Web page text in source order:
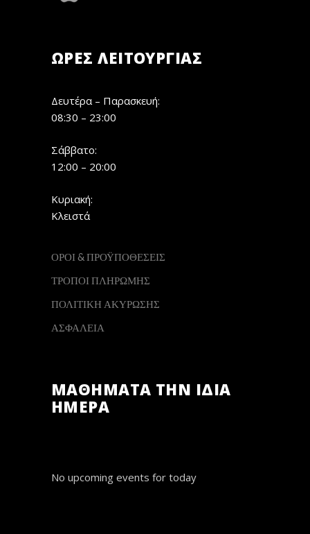
ΏΡΕΣ ΛΕΙΤΟΥΡΓΊΑΣ
Δευτέρα – Παρασκευή:
08:30 – 23:00
Σάββατο:
12:00 – 20:00
Κυριακή:
Κλειστά
ΟΡΟΙ & ΠΡΟΫΠΟΘΕΣΕΙΣ
ΤΡΟΠΟΙ ΠΛΗΡΩΜΗΣ
ΠΟΛΙΤΙΚΗ ΑΚΥΡΩΣΗΣ
ΑΣΦΑΛΕΙΑ
ΜΑΘΗΜΑΤΑ ΤΗΝ ΙΔΙΑ
ΗΜΕΡΑ
No upcoming events for today